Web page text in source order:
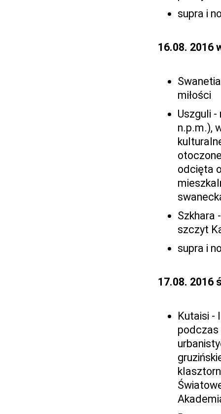
supra i
16.08. 2016
miłości
Uszguli -
n.p.m.),
odcięta
Szkhara
szczyt
supra i
17.08. 2016
Kutaisi -
podczas